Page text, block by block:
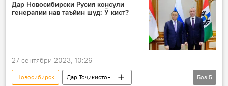
Дар Новосибирски Русия консули
генералии нав таъйин шуд: Ӯ кист?
27 сентябри 2023, 10:26
Новосибирск
Дар Тоҷикистон
Боз 5